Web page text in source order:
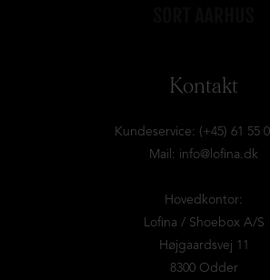
Kontakt
Kundeservice: (+45) 61 55
Mail: info@lofina.dk
Hovedkontor:
Lofina / Shoebox A/S
Højgaardsvej 11
8300 Odder